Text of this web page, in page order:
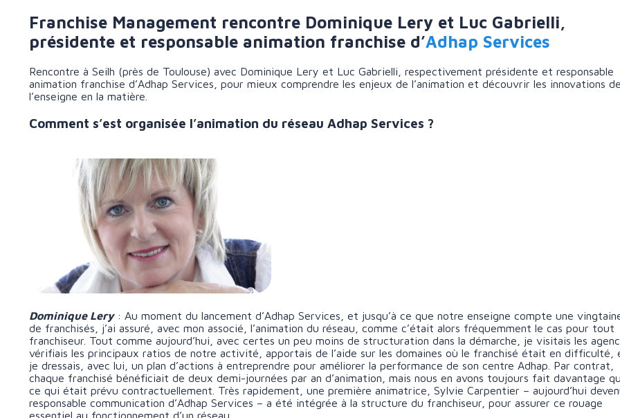
Franchise Management rencontre Dominique Lery et Luc Gabrielli,
présidente et responsable animation franchise d’Adhap Services
Rencontre à Seilh (près de Toulouse) avec Dominique Lery et Luc Gabrielli, respectivement présidente et responsable
animation franchise d’Adhap Services, pour mieux comprendre les enjeux de l’animation et découvrir les innovations de
l’enseigne en la matière.
Comment s’est organisée l’animation du réseau Adhap Services ?
Dominique Lery: Au moment du lancement d’Adhap Services, et jusqu’à ce que notre enseigne compte une
de franchisés, j’ai assuré, avec mon associé, l’animation du réseau, comme c’était alors fréquemment le cas pour tout
franchiseur. Tout comme aujourd’hui, avec certes un peu moins de structuration dans la démarche, je visitais les
vérifiais les principaux ratios de notre activité, apportais de l’aide sur les domaines où le franchisé était en difficulté,
je dressais, avec lui, un plan d’actions à entreprendre pour améliorer la performance de son centre Adhap. Par contrat,
chaque franchisé bénéficiait de deux demi-journées par an d’animation, mais nous en avons toujours fait davantage
ce qui était prévu contractuellement. Très rapidement, une première animatrice, Sylvie Carpentier – aujourd’hui
responsable communication d’Adhap Services – a été intégrée à la structure du franchiseur, pour assurer ce rouage
essentiel au fonctionnement d’un réseau.